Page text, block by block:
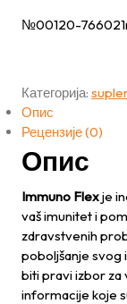
је
№00120-
Категорија:
Опис
Рецензије (0)
Опис
Immuno Flexje
vaš imunitet i
zdravstvenih
poboljšanje svog
biti pravi izbor za
informacije koje